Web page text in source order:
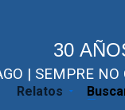
30
| SEMPRE
Relatos